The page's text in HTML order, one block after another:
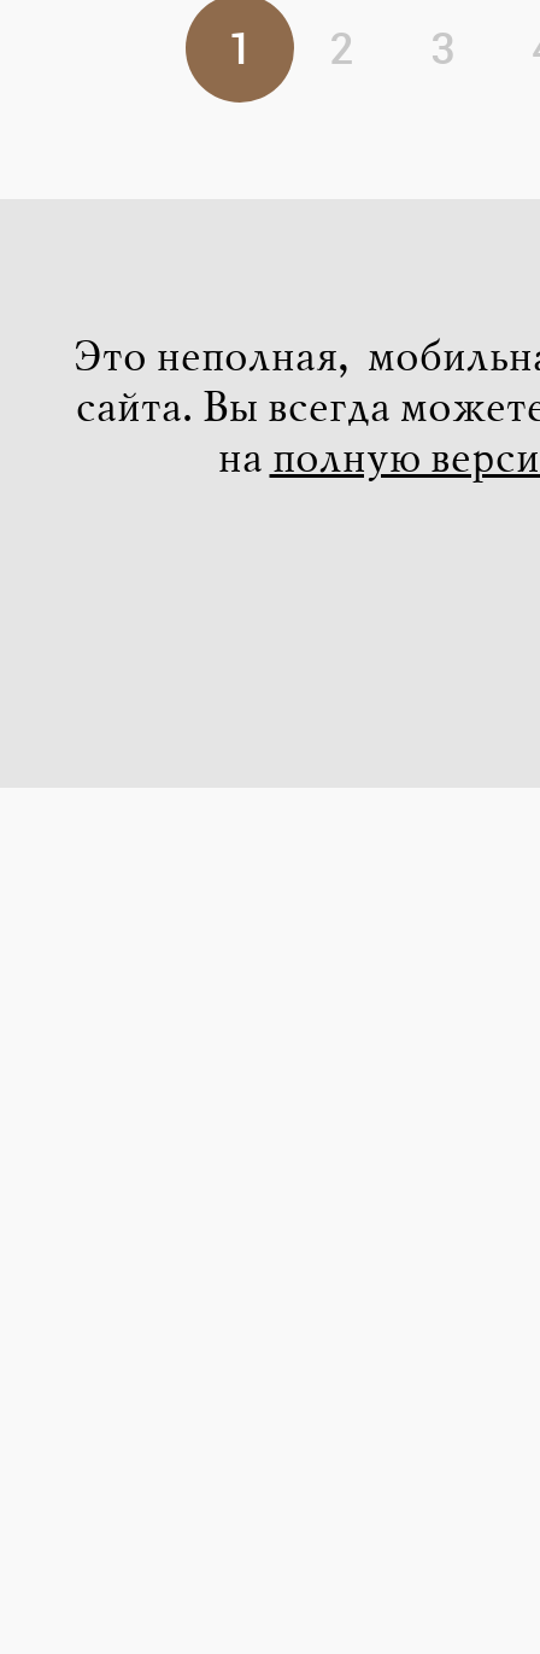
1 2 3
Это неполная,
сайта. Вы всегда
на полную